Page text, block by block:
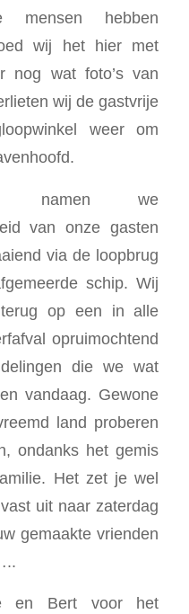
hebben
wij het hier met
nog wat foto’s van
wij de gastvrije
weer om
namen we
van onze gasten
via de loopbrug
schip. Wij
op een in alle
opruimochtend
die we wat
vandaag. Gewone
land proberen
ondanks het gemis
Het zet je wel
uit naar zaterdag
gemaakte vrienden
en Bert voor het